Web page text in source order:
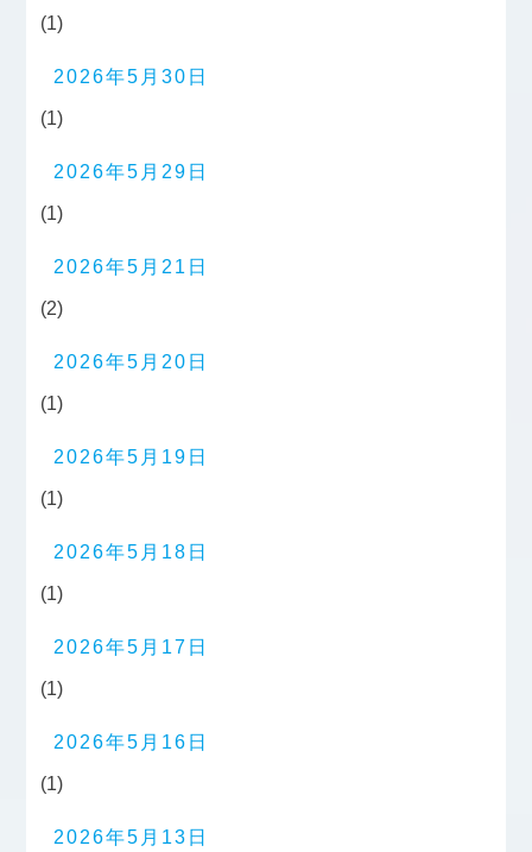
(1)
2026年5月30日
(1)
2026年5月29日
(1)
2026年5月21日
(2)
2026年5月20日
(1)
2026年5月19日
(1)
2026年5月18日
(1)
2026年5月17日
(1)
2026年5月16日
(1)
2026年5月13日